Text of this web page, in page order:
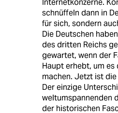
Internetkonzerne.
schnüffeln dann in
für sich, sondern
Die Deutschen
des dritten Reichs
gewartet, wenn der
Haupt erhebt, um es
machen. Jetzt ist
Der einzige
weltumspannenden
der historischen